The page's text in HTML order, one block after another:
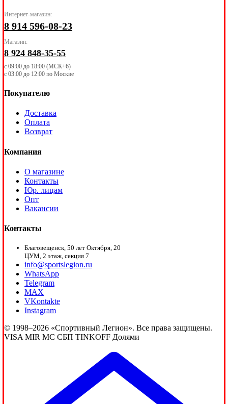
Интернет-магазин:
8 914 596-08-23
Магазин:
8 924 848-35-55
с 09:00 до 18:00 (МСК+6)
с 03:00 до 12:00 по Москве
Покупателю
Доставка
Оплата
Возврат
Компания
О магазине
Контакты
Юр. лицам
Опт
Вакансии
Контакты
Благовещенск, 50 лет Октября, 20
ЦУМ, 2 этаж, секция 7
info@sportslegion.ru
WhatsApp
Telegram
MAX
VKontakte
Instagram
© 1998–2026 «Спортивный Легион». Все права защищены.
VISA MIR MC СБП TINKOFF Долями